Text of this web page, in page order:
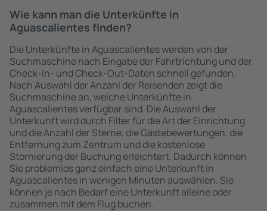
Wie kann man die Unterkünfte in
Aguascalientes finden?
Die Unterkünfte in Aguascalientes werden von der
Suchmaschine nach Eingabe der Fahrtrichtung und der
Check-In- und Check-Out-Daten schnell gefunden.
Nach Auswahl der Anzahl der Reisenden zeigt die
Suchmaschine an, welche Unterkünfte in
Aguascalientes verfügbar sind. Die Auswahl der
Unterkunft wird durch Filter für die Art der Einrichtung
und die Anzahl der Sterne, die Gästebewertungen, die
Entfernung zum Zentrum und die kostenlose
Stornierung der Buchung erleichtert. Dadurch können
Sie problemlos ganz einfach eine Unterkunft in
Aguascalientes in wenigen Minuten auswählen. Sie
können je nach Bedarf eine Unterkunft alleine oder
zusammen mit dem Flug buchen.